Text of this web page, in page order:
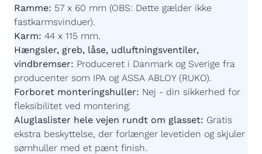
Ramme: 57 x 60 mm (OBS: Dette gælder ikke
fastkarmsvinduer).
Karm: 44 x 115 mm.
Hængsler, greb, låse, udluftningsventiler,
vindbremser: Produceret i Danmark og Sverige fra
producenter som IPA og ASSA ABLOY (RUKO).
Forboret monteringshuller: Nej - din sikkerhed for
fleksibilitet ved montering.
Aluglaslister hele vejen rundt om glasset: Gratis
ekstra beskyttelse, der forlænger levetiden og skjuler
sømhuller med et pænt finish.